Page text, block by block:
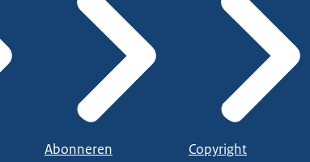
Abonneren Copyright